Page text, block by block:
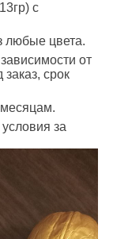
с
любые цвета.
от
срок
за